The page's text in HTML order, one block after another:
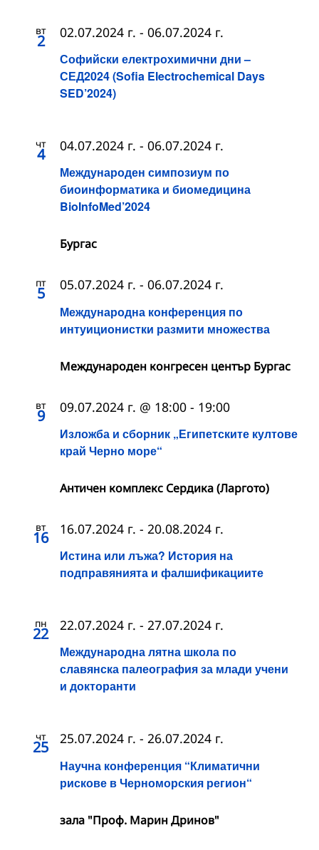
вт
2
Софийски електрохимични дни –
СЕД2024 (Sofia Electrochemical Days
SED’2024)
02.07.2024 г. - 06.07.2024 г.
чт
4
Международен симпозиум по
биоинформатика и биомедицина
BioInfoMed’2024
04.07.2024 г. - 06.07.2024 г.
Бургас
пт
5
Международна конференция по
интуиционистки размити множества
05.07.2024 г. - 06.07.2024 г.
Международен конгресен център Бургас
вт
9
Изложба и сборник „Египетските култове
край Черно море“
09.07.2024 г. @ 18:00 - 19:00
Античен комплекс Сердика (Ларгото)
вт
16
Истина или лъжа? История на
подправянията и фалшификациите
16.07.2024 г. - 20.08.2024 г.
пн
22
Международна лятна школа по
славянска палеография за млади учени
и докторанти
22.07.2024 г. - 27.07.2024 г.
чт
25
Научна конференция “Климатични
рискове в Черноморския регион“
25.07.2024 г. - 26.07.2024 г.
зала "Проф. Марин Дринов"